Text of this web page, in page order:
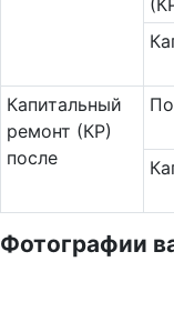
Ка­пи­таль­ный
ремонт (КР)
после
Фотографии